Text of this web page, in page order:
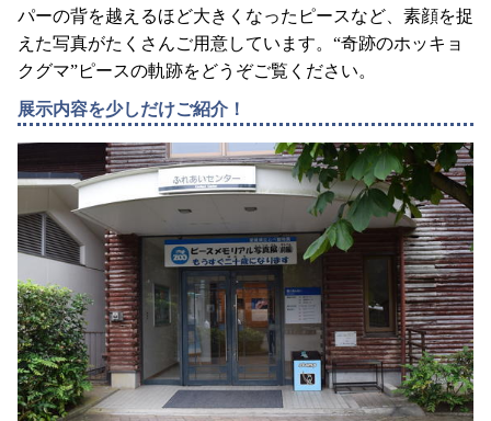
パーの背を越えるほど大きくなったピースなど、素顔を捉
えた写真がたくさんご用意しています。“奇跡のホッキョ
クグマ”ピースの軌跡をどうぞご覧ください。
展示内容を少しだけご紹介！